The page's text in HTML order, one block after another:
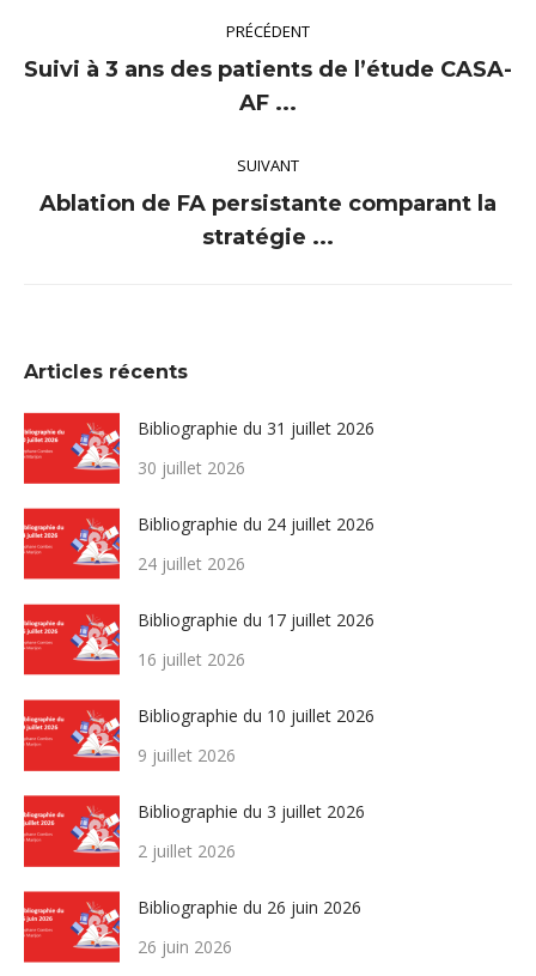
PRÉCÉDENT
Article
précédent
Suivi à 3 ans des patients de l’étude CASA-
AF ...
SUIVANT
Article
suivant
Ablation de FA persistante comparant la
stratégie ...
Articles récents
Bibliographie du 31 juillet 2026
30 juillet 2026
Bibliographie du 24 juillet 2026
24 juillet 2026
Bibliographie du 17 juillet 2026
16 juillet 2026
Bibliographie du 10 juillet 2026
9 juillet 2026
Bibliographie du 3 juillet 2026
2 juillet 2026
Bibliographie du 26 juin 2026
26 juin 2026